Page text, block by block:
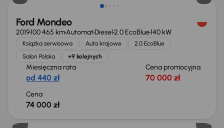
Ford Mondeo
2019100 465 kmAutomatDiesel2.0 EcoBlue140 kW
Książka serwisowa Auta krajowe
2.0 EcoBlue
Salon Polska
+9 kolejnych
Miesięczna rata
od 440 zł
Cena promocyjna
70 000 zł
Cena
74 000 zł